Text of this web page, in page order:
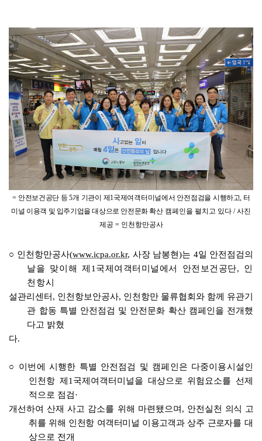
= 안전보건공단 등5개 기관이 제 1국제여객터미널에서 안전점검을 시행하고, 터
미널 이용객 및 입주기업을 대상으로 안전문화 확산 캠페인을 펼치고 있다 /사진
제공 = 인천항만공사
○ 인천항만공사(www.icpa.or.kr, 사장 남봉현)는 4일 안전점검의
날을 맞이해 제 1 국제여객터미널에서 안전보건공단, 인
천항시
설관리센터 , 인천항보안공사, 인천항만 물류협회와 함께 유관기
관 합동 특별 안전점검 및 안전문화 확산 캠페인을 전개했
다고 밝혔
다.
○ 이번에 시행한 특별 안전점검 및 캠페인은 다중이용시설인
인천항 제 1 국제여객터미널을 대상으로 위험요소를 선제
적으로 점검·
개선하여 산재 사고 감소를 위해 마련됐으며 , 안전실천 의식 고
취를 위해 인천항 여객터미널 이용고객과 상주 근로자를 대
상으로 전개